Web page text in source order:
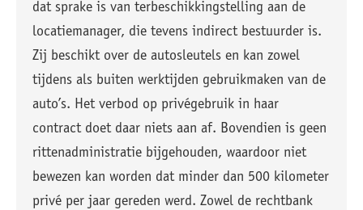
dat sprake is van terbeschikkingstelling aan de
locatiemanager, die tevens indirect bestuurder is.
Zij beschikt over de autosleutels en kan zowel
tijdens als buiten werktijden gebruikmaken van de
auto’s. Het verbod op privégebruik in haar
contract doet daar niets aan af. Bovendien is geen
rittenadministratie bijgehouden, waardoor niet
bewezen kan worden dat minder dan 500 kilometer
privé per jaar gereden werd. Zowel de rechtbank